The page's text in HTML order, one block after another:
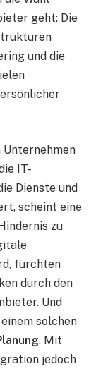
geht: Die
und die
IT-
Dienste und
scheint eine
zu
fürchten
durch den
Und
solchen
. Mit
jedoch